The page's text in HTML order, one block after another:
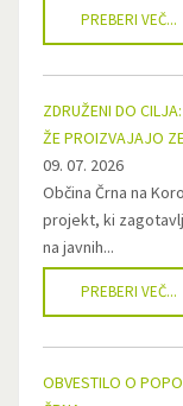
PREBERI VEČ...
ZDRUŽENI DO
ŽE PROIZVAJAJO
09. 07. 2026
Občina Črna na
projekt, ki
na javnih...
PREBERI VEČ...
OBVESTILO O